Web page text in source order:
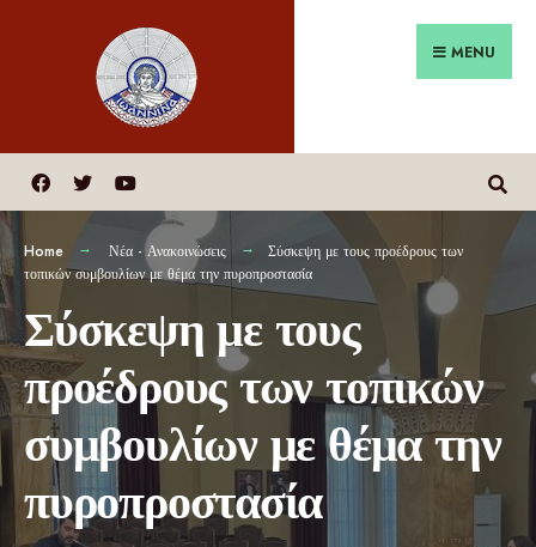
MENU
Home Νέα - Ανακοινώσεις
Σύσκεψη με τους προέδρους των
τοπικών συμβουλίων με θέμα την πυροπροστασία
Σύσκεψη με τους
προέδρους των τοπικών
συμβουλίων με θέμα την
πυροπροστασία